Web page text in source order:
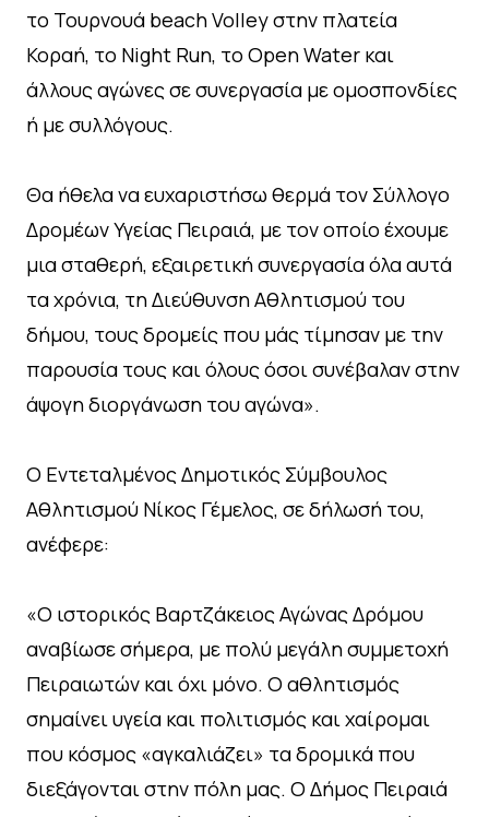
το Τουρνουά beach Volley στην πλατεία
Κοραή, το Night Run, το Open Water και
άλλους αγώνες σε συνεργασία με ομοσπονδίες
ή με συλλόγους.
Θα ήθελα να ευχαριστήσω θερμά τον Σύλλογο
Δρομέων Υγείας Πειραιά, με τον οποίο έχουμε
μια σταθερή, εξαιρετική συνεργασία όλα αυτά
τα χρόνια, τη Διεύθυνση Αθλητισμού του
δήμου, τους δρομείς που μάς τίμησαν με την
παρουσία τους και όλους όσοι συνέβαλαν στην
άψογη διοργάνωση του αγώνα».
Ο Εντεταλμένος Δημοτικός Σύμβουλος
Αθλητισμού Νίκος Γέμελος, σε δήλωσή του,
ανέφερε:
«Ο ιστορικός Βαρτζάκειος Αγώνας Δρόμου
αναβίωσε σήμερα, με πολύ μεγάλη συμμετοχή
Πειραιωτών και όχι μόνο. Ο αθλητισμός
σημαίνει υγεία και πολιτισμός και χαίρομαι
που κόσμος «αγκαλιάζει» τα δρομικά που
διεξάγονται στην πόλη μας. Ο Δήμος Πειραιά